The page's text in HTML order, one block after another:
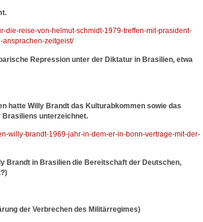
die-reise-von-helmut-schmidt-1979-treffen-mit-prasident-
zeitgeist/
Repression unter der Diktatur in Brasilien, etwa
hatte Willy Brandt das Kulturabkommen sowie das
Brasiliens unterzeichnet.
willy-brandt-1969-jahr-in-dem-er-in-bonn-vertrage-mit-der-
Brandt in Brasilien die Bereitschaft der Deutschen,
der Verbrechen des Militärregimes)